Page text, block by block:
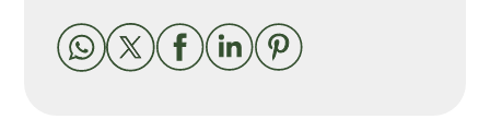
    